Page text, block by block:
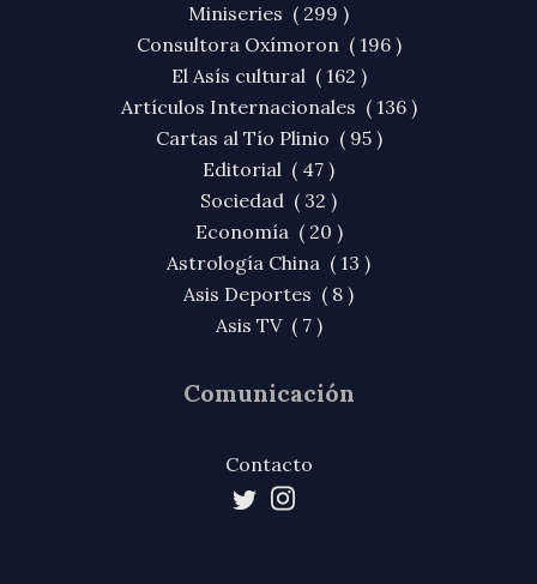
Miniseries ( 299 )
Consultora Oxímoron ( 196 )
El Asís cultural ( 162 )
Artículos Internacionales ( 136 )
Cartas al Tío Plinio ( 95 )
Editorial ( 47 )
Sociedad ( 32 )
Economía ( 20 )
Astrología China ( 13 )
Asis Deportes ( 8 )
Asis TV ( 7 )
Comunicación
Contacto